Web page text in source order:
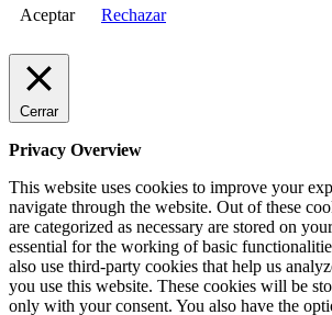
Aceptar Rechazar
Cerrar
Privacy Overview
This website uses cookies to improve your
navigate through the website. Out of these
are categorized as necessary are stored on
essential for the working of basic
also use third-party cookies that help us
you use this website. These cookies will be
only with your consent. You also have the